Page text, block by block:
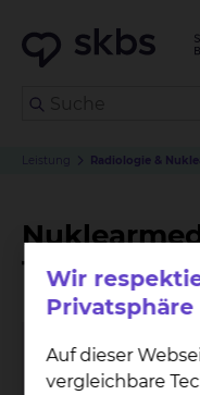
Leistung Radiologie &
Therapien
Wir
Privatsphäre
Auf dieser
vergleichbare